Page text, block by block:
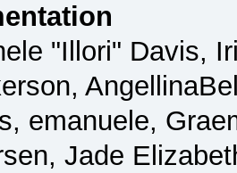
"Illori" Davis,
emanuele,
Jade